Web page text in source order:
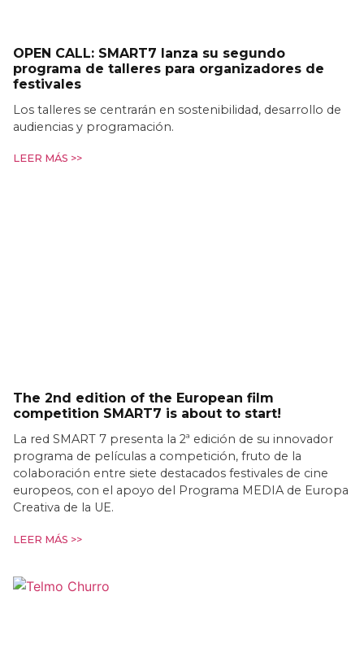
OPEN CALL: SMART7 lanza su segundo
programa de talleres para organizadores de
festivales
Los talleres se centrarán en sostenibilidad, desarrollo de
audiencias y programación.
LEER MÁS >>
The 2nd edition of the European film
competition SMART7 is about to start!
La red SMART 7 presenta la 2ª edición de su innovador
programa de películas a competición, fruto de la
colaboración entre siete destacados festivales de cine
europeos, con el apoyo del Programa MEDIA de Europa
Creativa de la UE.
LEER MÁS >>